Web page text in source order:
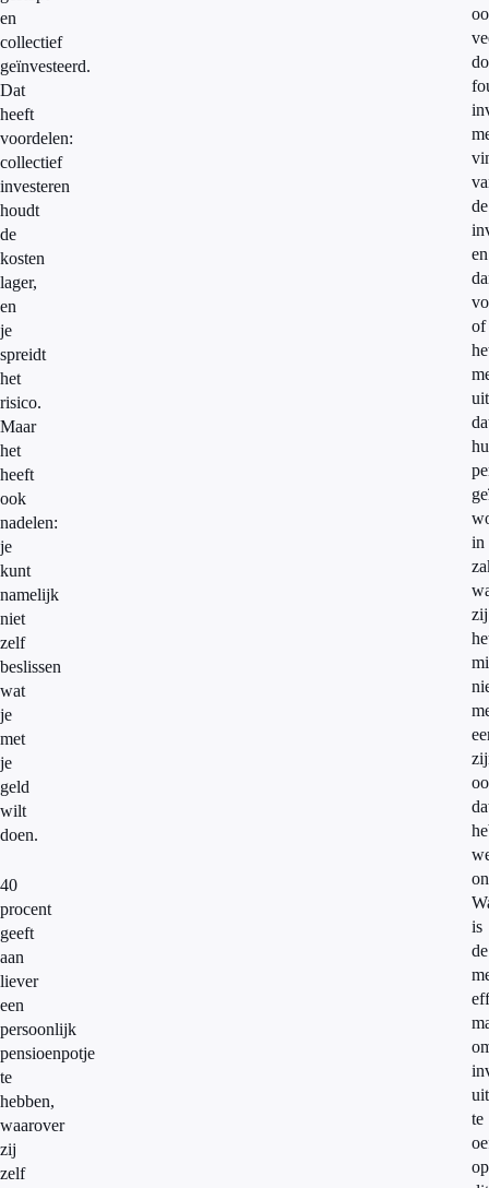
en
collectief
geïnvesteerd.
Dat
heeft
voordelen:
collectief
investeren
houdt
de
kosten
lager,
en
je
spreidt
het
risico.
Maar
het
heeft
ook
nadelen:
je
kunt
namelijk
niet
zelf
beslissen
wat
je
met
je
geld
wilt
doen.
40
procent
geeft
aan
liever
een
persoonlijk
pensioenpotje
te
hebben,
waarover
zij
zelf
de
en
of
in
zij
is
de
uit
te
op